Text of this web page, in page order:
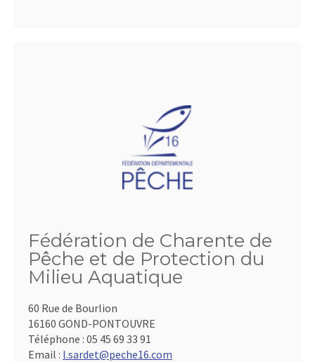
Fédération de Charente de
Pêche et de Protection du
Milieu Aquatique
60 Rue de Bourlion
16160 GOND-PONTOUVRE
Téléphone : 05 45 69 33 91
Email : l.sardet@peche16.com